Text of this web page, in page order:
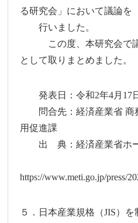
る研究会」において議論を
行いました。
この度、本研究会で議
として取りまとめました。
発表日：令和2年4月17
問合先：経済産業省 商
用促進課
出 典：経済産業省ホー
https://www.meti.go.jp/press/
５．日本産業規格（JIS）